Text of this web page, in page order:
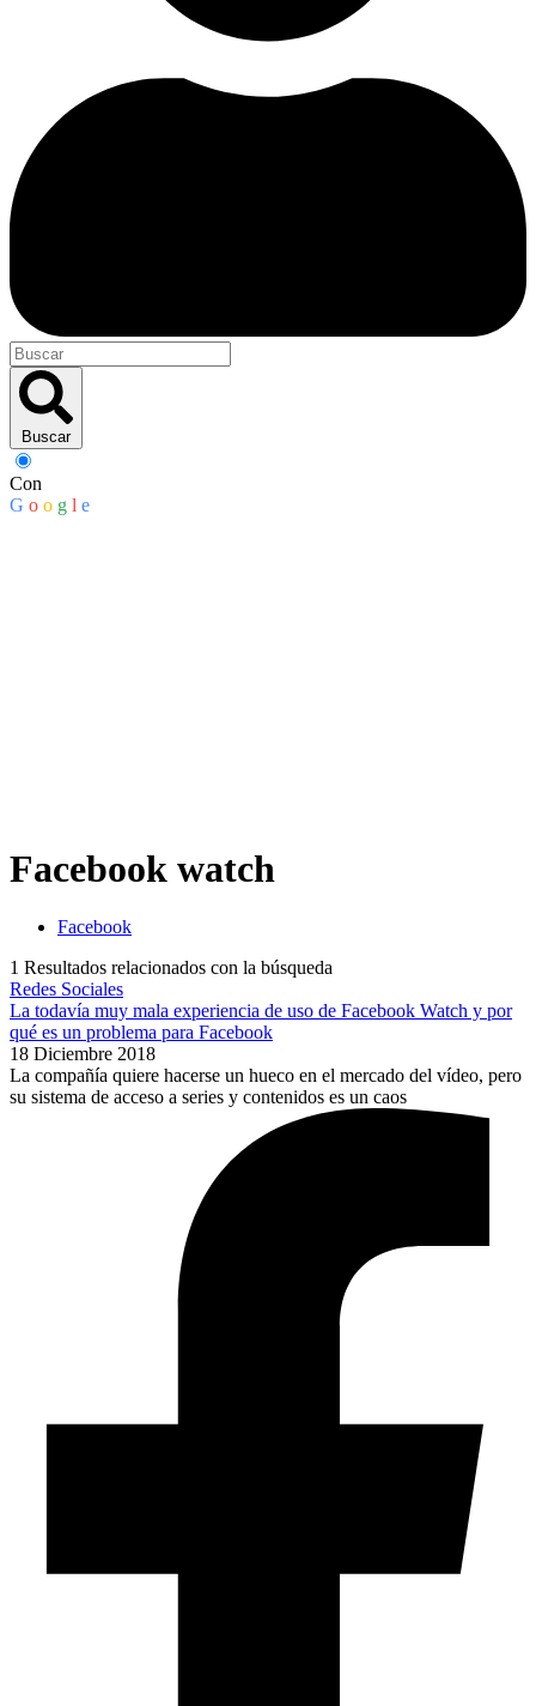
Buscar
Con
G o o g l e
Facebook watch
Facebook
1 Resultados relacionados con la búsqueda
Redes Sociales
La todavía muy mala experiencia de uso de Facebook Watch y por
qué es un problema para Facebook
18 Diciembre 2018
La compañía quiere hacerse un hueco en el mercado del vídeo, pero
su sistema de acceso a series y contenidos es un caos